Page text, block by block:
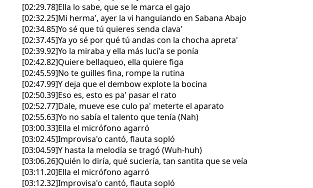
[02:29.78]Ella lo sabe, que se le marca el gajo
[02:32.25]Mi herma', ayer la vi hanguiando en Sabana Abajo
[02:34.85]Yo sé que tú quieres senda clava'
[02:37.45]Ya yo sé por qué tú andas con la chocha apreta'
[02:39.92]Yo la miraba y ella más lucí'a se ponía
[02:42.82]Quiere bellaqueo, ella quiere figa
[02:45.59]No te guilles fina, rompe la rutina
[02:47.99]Y deja que el dembow explote la bocina
[02:50.39]Eso es, esto es pa' pasar el rato
[02:52.77]Dale, mueve ese culo pa' meterte el aparato
[02:55.63]Yo no sabía el talento que tenía (Nah)
[03:00.33]Ella el micrófono agarró
[03:02.45]Improvisa'o cantó, flauta sopló
[03:04.59]Y hasta la melodía se tragó (Wuh-huh)
[03:06.26]Quién lo diría, qué suciería, tan santita que se veía
[03:11.20]Ella el micrófono agarró
[03:12.32]Improvisa'o cantó, flauta sopló